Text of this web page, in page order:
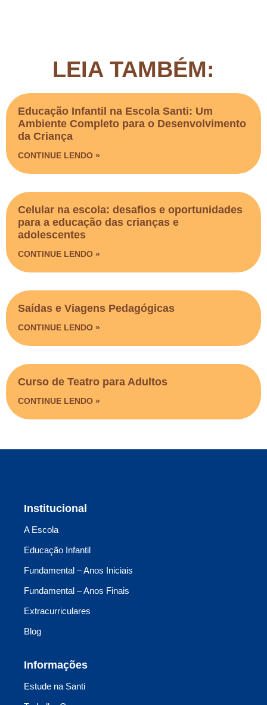
LEIA TAMBÉM:
Educação Infantil na Escola Santi: Um
Ambiente Completo para o Desenvolvimento
da Criança
CONTINUE LENDO »
Celular na escola: desafios e oportunidades
para a educação das crianças e
adolescentes
CONTINUE LENDO »
Saídas e Viagens Pedagógicas​
CONTINUE LENDO »
Curso de Teatro para Adultos
CONTINUE LENDO »
Institucional
A Escola
Educação Infantil
Fundamental – Anos Iniciais
Fundamental – Anos Finais
Extracurriculares
Blog
Informações
Estude na Santi